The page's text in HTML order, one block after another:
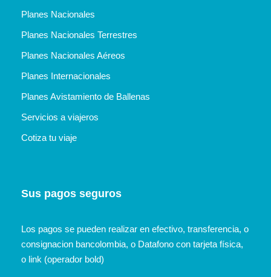
Planes Nacionales
Planes Nacionales Terrestres
Planes Nacionales Aéreos
Planes Internacionales
Planes Avistamiento de Ballenas
Servicios a viajeros
Cotiza tu viaje
Sus pagos seguros
Los pagos se pueden realizar en efectivo, transferencia, o
consignacion bancolombia, o Datafono con tarjeta física,
o link (operador bold)